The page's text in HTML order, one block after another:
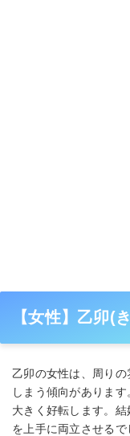
【女性】乙卯(
乙卯の女性は、周り
しまう傾向がありま
大きく好転します。
を上手に両立させるで